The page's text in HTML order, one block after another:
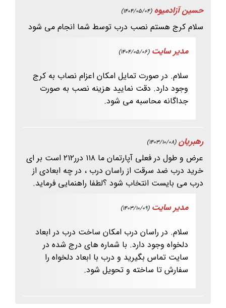
حسین آزادمیوه(1404/05/04)
سلام کرج هستم نصب درب توسط شما انجام می شود
مدیر سایت (1404/05/06)
سلام. در صورت تمایل امکان اعزام نصاب به کرج
وجود دارد. دقت نمایید هزینه نصب به صورت
جداگانه محاسبه می شود.
رهبریان(1403/10/08)
عرض و طول در فعلی آپارتمان ما ۱۱۸ درر۲۱۲ است بر ای
خرید درب ضد سرقت از راسان درب ، در چه ابعادی از
درب می بایست انتخاب شود ؟لطفا راهنمایی فرماید.
مدیر سایت (1403/10/09)
سلام. در راسان درب امکان ساخت درب در ابعاد
دلخواه وجود دارد. با شماره های درج شده در
سایت تماس بگیرید و درب با ابعاد دلخواه را
سفارش تا ساخته و تحویل شود.